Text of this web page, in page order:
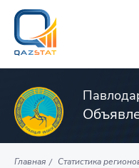
Главная
Статистика